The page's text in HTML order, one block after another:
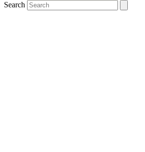
Search